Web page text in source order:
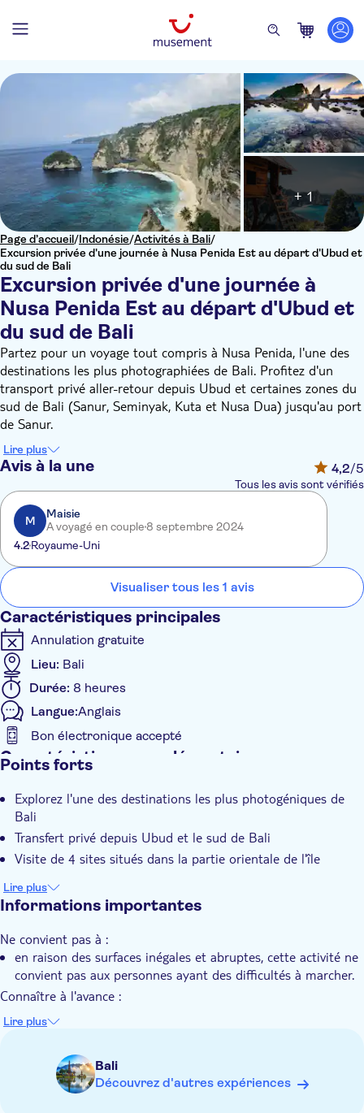
Page d’accueil/Indonésie/Activités à Bali/
Excursion privée d'une journée à Nusa Penida Est au départ d'Ubud et
du sud de Bali
Excursion privée d'une journée à
Nusa Penida Est au départ d'Ubud et
du sud de Bali
+ 1
Partez pour un voyage tout compris à Nusa Penida, l'une des
destinations les plus photographiées de Bali. Profitez d'un
transport privé aller-retour depuis Ubud et certaines zones du
sud de Bali (Sanur, Seminyak, Kuta et Nusa Dua) jusqu'au port
de Sanur.
La traversée vers l'île dure environ 1 heure. Une fois sur place,
vous aurez 5 heures pour découvrir 4 sites situés à l'est de l'île
(Diamond Beach, Atuh Beach, Tousand Island, Tree House)
avec votre guide, en fonction du trafic et des conditions
météorologiques.
Lire plus
Avis à la une 4,2/5
Tous les avis sont vérifiés
M
Maisie
A voyagé en couple 8 septembre 2024
4.2Royaume-Uni
Visualiser tous les 1 avis
Caractéristiques principales
Annulation gratuite
Lieu: Bali
Durée: 8 heures
Langue:Anglais
Bon électronique accepté
Caractéristiques supplémentaires
Entrée incluse
Repas inclus
Visite privée
Transport inclus
Déjeuner
Points forts
Explorez l'une des destinations les plus photogéniques de
Bali
Transfert privé depuis Ubud et le sud de Bali
Visite de 4 sites situés dans la partie orientale de l'île
Lire plus
Informations importantes
Ne convient pas à :
en raison des surfaces inégales et abruptes, cette activité ne
convient pas aux personnes ayant des difficultés à marcher.
Connaître à l'avance :
veuillez indiquer vos coordonnées et le lieu de prise en
charge au moment du paiement
le voyage en hors-bord nécessite de bonnes conditions de
un minimum de 2 participants par réservation est requis
Lire plus
Bali
Découvrez d'autres expériences